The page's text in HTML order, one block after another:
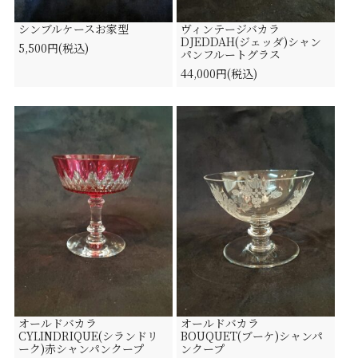
シンブルケースお家型
5,500円(税込)
ヴィンテージバカラ
DJEDDAH(ジェッダ)シャン
パンフルートグラス
44,000円(税込)
オールドバカラ
CYLINDRIQUE(シランドリ
ーク)赤シャンパンクープ
オールドバカラ
BOUQUET(ブーケ)シャンパ
ンクープ